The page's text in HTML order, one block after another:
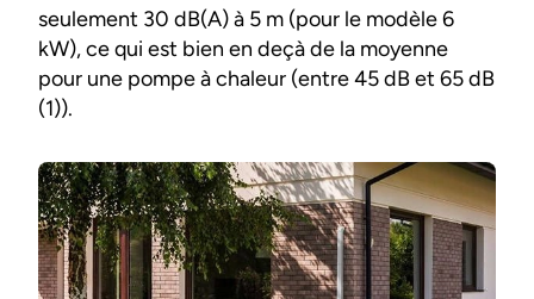
seulement 30 dB(A) à 5 m (pour le modèle 6
kW), ce qui est bien en deçà de la moyenne
pour une pompe à chaleur (entre 45 dB et 65 dB
(1)).